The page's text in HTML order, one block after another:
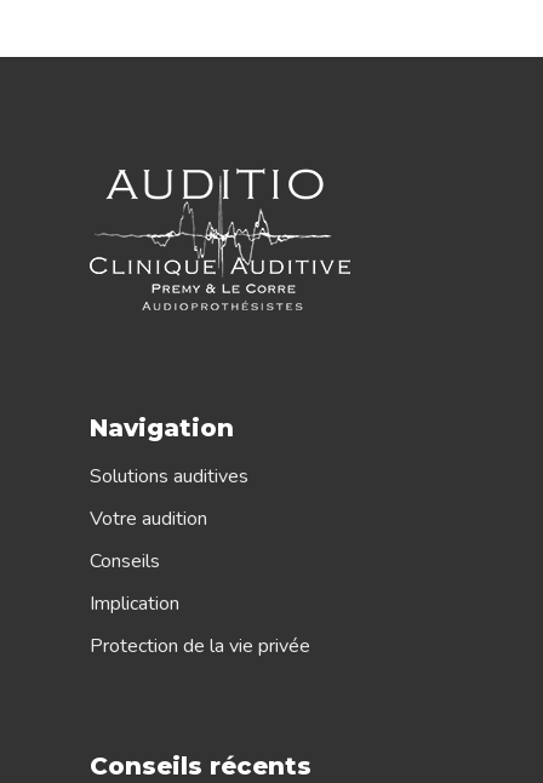
Navigation
Solutions auditives
Votre audition
Conseils
Implication
Protection de la vie privée
Conseils récents